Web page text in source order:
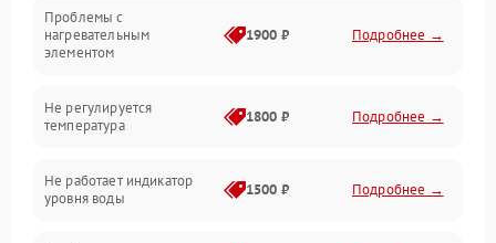
Механика
Проблемы с
нагревательным
элементом
1900 ₽ Подробнее →
Не регулируется
температура
1800 ₽ Подробнее →
Не работает индикатор
уровня воды
1500 ₽ Подробнее →